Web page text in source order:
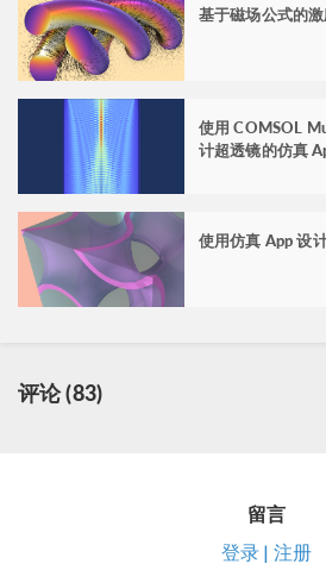
基于磁场公式的
使用 COMSOL
计超透镜的仿真
使用仿真 App 设
评论 (83)
留言
登录 | 注册